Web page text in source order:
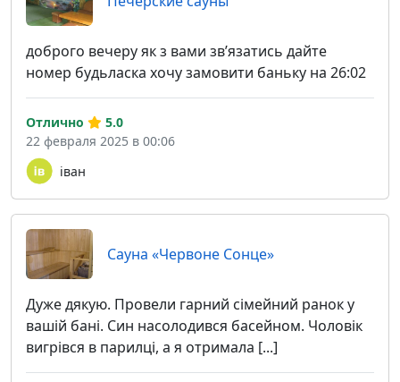
доброго вечеру як з вами звʼязатись дайте
номер будьласка хочу замовити баньку на 26:02
іван
Отлично
5.0
22 февраля 2025 в 00:06
Сауна «Червоне Сонце»
Дуже дякую. Провели гарний сімейний ранок у
вашій бані. Син насолодився басейном. Чоловік
вигрівся в парилці, а я отримала [...]